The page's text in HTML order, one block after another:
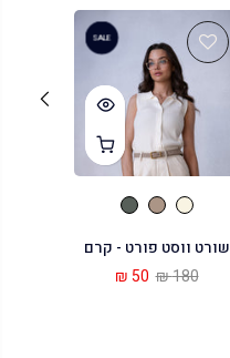
SALE
שורט ווסט פורט - קרם
180 ₪
50 ₪